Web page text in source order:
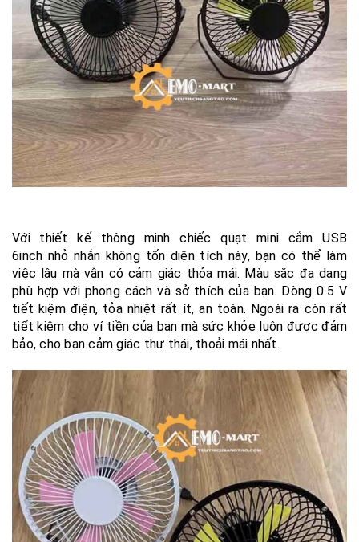
Với thiết kế thông minh chiếc quạt mini cắm USB
6inch nhỏ nhắn không tốn diện tích này, bạn có thể làm
việc lâu mà vẫn có cảm giác thỏa mái. Màu sắc đa dạng
phù hợp với phong cách và sở thích của bạn. Dòng 0.5 V
tiết kiệm điện, tỏa nhiệt rất ít, an toàn. Ngoài ra còn rất
tiết kiệm cho ví tiền của bạn mà sức khỏe luôn được đảm
bảo, cho bạn cảm giác thư thái, thoải mái nhất.